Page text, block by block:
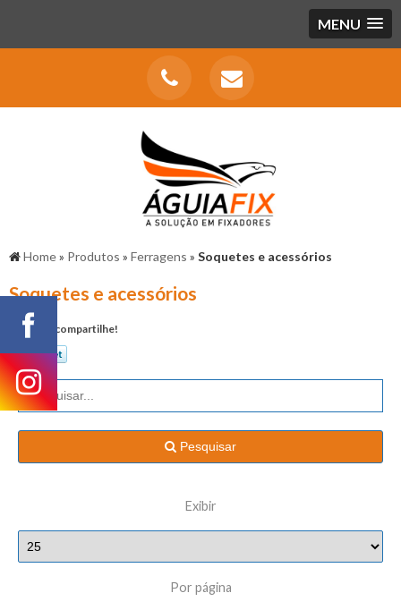
MENU
Home» Produtos » Ferragens » Soquetes e acessórios
Soquetes e acessórios
Gostou? compartilhe!
Pesquisar
Exibir
Por página